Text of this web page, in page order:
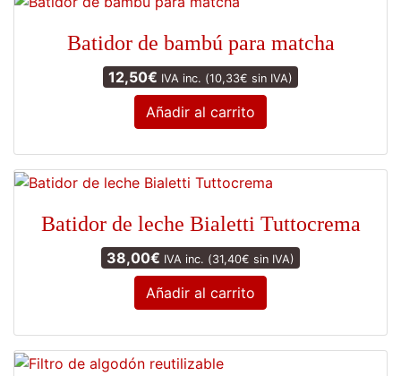
Batidor de bambú para matcha
12,50€ IVA inc. (10,33€ sin IVA)
Añadir al carrito
Batidor de leche Bialetti Tuttocrema
38,00€ IVA inc. (31,40€ sin IVA)
Añadir al carrito